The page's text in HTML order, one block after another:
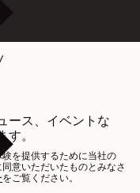
/
ース、イベントな
す。
を提供するために当社の
意いただいたものとみなさ
をご覧ください。